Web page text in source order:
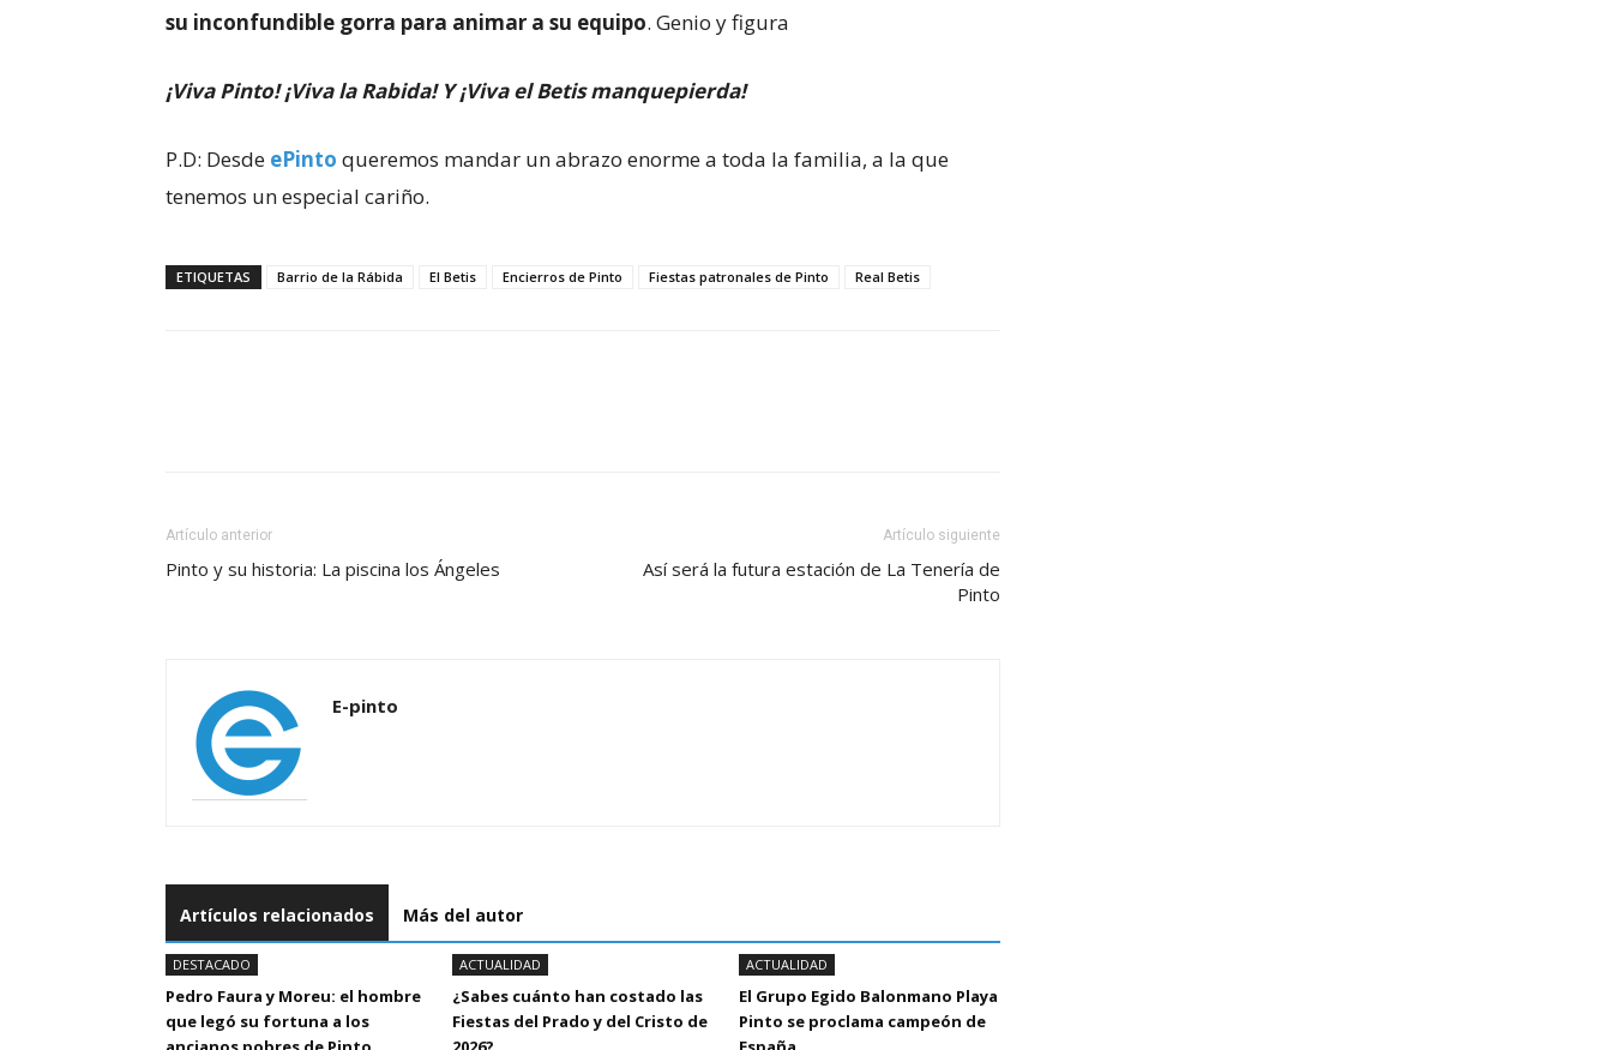
su inconfundible gorra para animar a su equipo. Genio y figura
¡Viva Pinto! ¡Viva la Rabida! Y ¡Viva el Betis manquepierda!
P.D: Desde ePinto queremos mandar un abrazo enorme a toda la familia, a la que
tenemos un especial cariño.
ETIQUETAS Barrio de la Rábida El Betis Encierros de Pinto Fiestas patronales de Pinto Real Betis
Artículo anterior
Pinto y su historia: La piscina los Ángeles
Artículo siguiente
Así será la futura estación de La Tenería de
Pinto
E-pinto
Artículos relacionados Más del autor
DESTACADO
Pedro Faura y Moreu: el hombre
que legó su fortuna a los
ACTUALIDAD
¿Sabes cuánto han costado las
Fiestas del Prado y del Cristo de
ACTUALIDAD
El Grupo Egido Balonmano Playa
Pinto se proclama campeón de